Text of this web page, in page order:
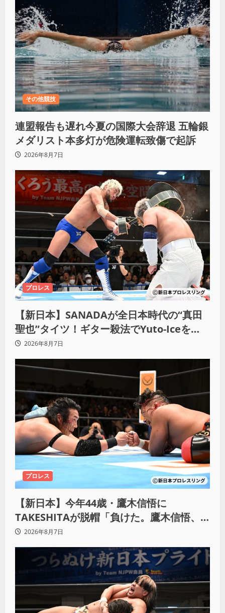
その他競技
連盟報告も遅れ今夏の国際大会辞退 五輪銀
メダリスト本多灯が危険運転致傷で起訴
2026年8月7日
プロレス
【新日本】SANADAが全日本時代の“真田
聖也”タイツ！ギター殺法でYuto-Iceを
KO「俺と闘う時は考えろ。感じるな」
2026年8月7日
プロレス
【新日本】今年44歳・鷹木信悟に
TAKESHITAが脱帽「負けた。鷹木信悟、
強いわ！」
2026年8月7日